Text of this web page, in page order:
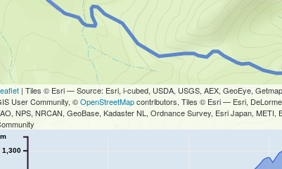
| Tiles © Esri — Source: Esri, i-cubed, USDA, USGS, AEX, GeoEye,
User Community, ©OpenStreetMapcontributors, Tiles © Esri — Esri,
NPS, NRCAN, GeoBase, Kadaster NL, Ordnance Survey, Esri Japan, METI,
1,300
m